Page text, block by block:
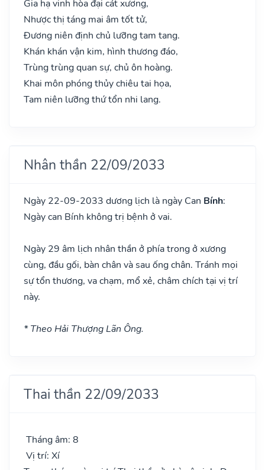
Gia hạ vinh hòa đại cát xương,
Nhược thị táng mai âm tốt tử,
Đương niên định chủ lưỡng tam tang.
Khán khán vận kim, hình thương đáo,
Trùng trùng quan sự, chủ ôn hoàng.
Khai môn phóng thủy chiêu tai họa,
Tam niên lưỡng thứ tổn nhi lang.
Nhân thần 22/09/2033
Ngày 22-09-2033 dương lịch là ngày Can Bính:
Ngày can Bính không trị bệnh ở vai.
Ngày 29 âm lịch nhân thần ở phía trong ở xương
cùng, đầu gối, bàn chân và sau ống chân. Tránh mọi
sự tổn thương, va chạm, mổ xẻ, châm chích tại vị trí
này.
* Theo Hải Thượng Lãn Ông.
Thai thần 22/09/2033
Tháng âm: 8
Vị trí: Xí